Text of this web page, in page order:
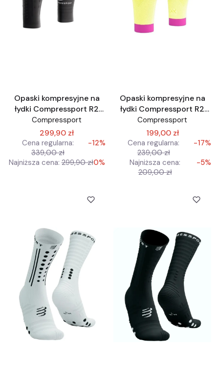
Opaski kompresyjne na
łydki Compressport R2
AERO czarne
Compressport
299,90 zł
Cena regularna:
339,00 zł
-12%
Najniższa cena: 299,90 zł0%
Opaski kompresyjne na
łydki Compressport R2
Oxygen
Compressport
199,00 zł
Cena regularna:
239,00 zł
-17%
Najniższa cena:
209,00 zł
-5%